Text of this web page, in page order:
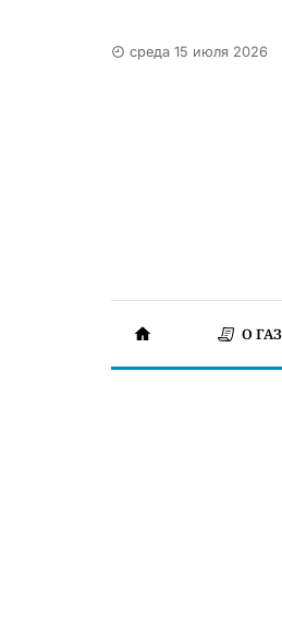
среда 15 июля 2026
О